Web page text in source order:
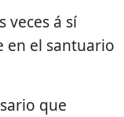
veces á sí
en el santuario
que